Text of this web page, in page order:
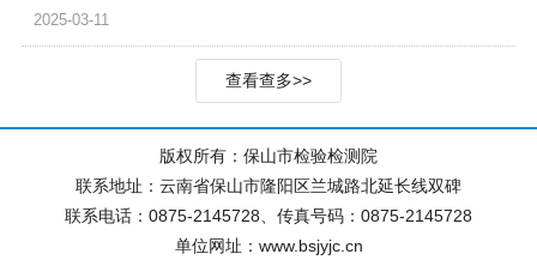
2025-03-11
查看查多>>
版权所有：保山市检验检测院
联系地址：云南省保山市隆阳区兰城路北延长线双碑
联系电话：0875-2145728、传真号码：0875-2145728
单位网址：www.bsjyjc.cn